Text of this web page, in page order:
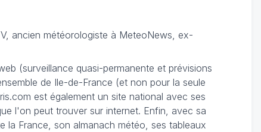
ancien météorologiste à MeteoNews, ex-
(surveillance quasi-permanente et prévisions
de Ile-de-France (et non pour la seule
est également un site national avec ses
l'on peut trouver sur internet. Enfin, avec sa
la France, son almanach météo, ses tableaux